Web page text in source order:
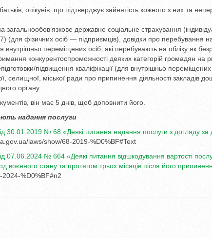
опікунів, що підтверджує зайнятість кожного з них та
загальнообов’язкове державне соціальне страхування
фізичних осіб — підприємців), довідки про перебування на
внутрішньо переміщених осіб, які перебувають на обліку як
конкурентоспроможності деяких категорій громадян на
підвищення кваліфікації (для внутрішньо переміщених
селищної, міської ради про припинення діяльності закладів
органу.
він має 5 днів, щоб доповнити його.
надання послуги
30.01.2019 № 68 «Деякі питання надання послуги з догляду за
laws/show/68-2019-%D0%BF#Text
07.06.2024 № 664 «Деякі питання відшкодування вартості
воєнного стану та протягом трьох місяців після його
%D0%BF#n2